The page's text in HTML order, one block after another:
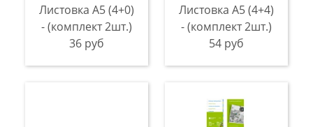
Листовка А5 (4+0)
- (комплект 2шт.)
36 руб
Листовка А5 (4+4)
- (комплект 2шт.)
54 руб